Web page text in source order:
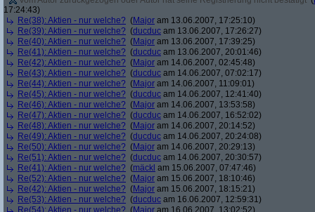
17:24:43)
Re(38): Aktien - nur welche? (Major am 13.06.2007, 17:25:10)
Re(39): Aktien - nur welche? (ducduc am 13.06.2007, 17:26:27)
Re(40): Aktien - nur welche? (Major am 13.06.2007, 17:39:25)
Re(41): Aktien - nur welche? (ducduc am 13.06.2007, 20:01:46)
Re(42): Aktien - nur welche? (Major am 14.06.2007, 02:45:48)
Re(43): Aktien - nur welche? (ducduc am 14.06.2007, 07:02:17)
Re(44): Aktien - nur welche? (Major am 14.06.2007, 11:09:01)
Re(45): Aktien - nur welche? (ducduc am 14.06.2007, 12:41:40)
Re(46): Aktien - nur welche? (Major am 14.06.2007, 13:53:58)
Re(47): Aktien - nur welche? (ducduc am 14.06.2007, 16:52:02)
Re(48): Aktien - nur welche? (Major am 14.06.2007, 20:14:52)
Re(49): Aktien - nur welche? (ducduc am 14.06.2007, 20:24:08)
Re(50): Aktien - nur welche? (Major am 14.06.2007, 20:29:13)
Re(51): Aktien - nur welche? (ducduc am 14.06.2007, 20:30:57)
Re(41): Aktien - nur welche? (mäckl am 15.06.2007, 07:47:46)
Re(52): Aktien - nur welche? (Major am 15.06.2007, 18:10:46)
Re(42): Aktien - nur welche? (Major am 15.06.2007, 18:15:21)
Re(53): Aktien - nur welche? (ducduc am 16.06.2007, 12:59:31)
Re(54): Aktien - nur welche? (Major am 16.06.2007, 13:02:52)